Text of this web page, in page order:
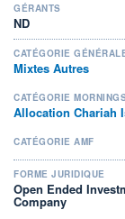
GÉRANTS
ND
CATÉGORIE
Mixtes Autres
CATÉGORIE
Allocation Chariah
CATÉGORIE AMF
FORME JURIDIQUE
Open Ended
Company